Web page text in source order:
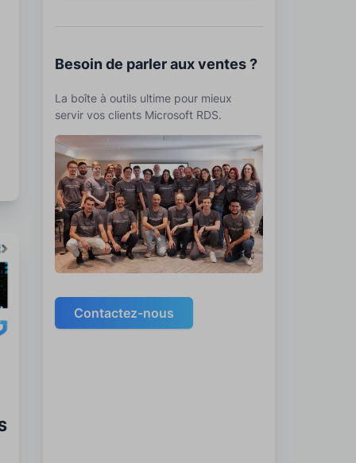
Besoin de parler aux ventes ?
La boîte à outils ultime pour mieux
servir vos clients Microsoft RDS.
Contactez-nous